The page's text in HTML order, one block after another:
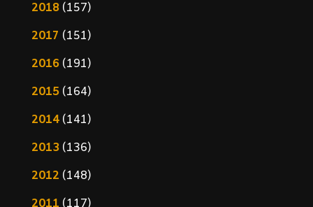
2018(157)
2017 (151)
2016(191)
2015(164)
2014(141)
2013(136)
2012 (148)